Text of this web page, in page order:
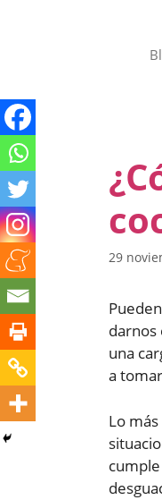
29
darnos
una
a
Lo